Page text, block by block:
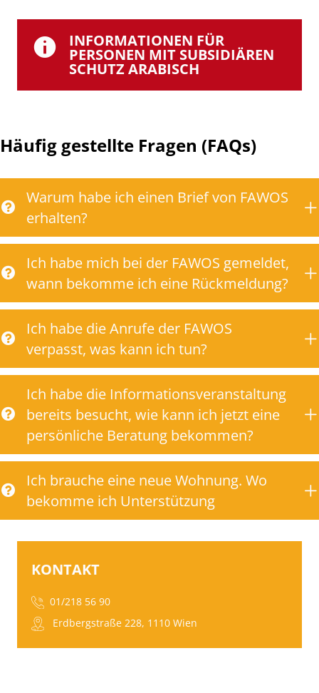
INFORMATIONEN FÜR
PERSONEN MIT SUBSIDIÄREN
SCHUTZ ARABISCH
Häufig gestellte Fragen (FAQs)
Warum habe ich einen Brief von FAWOS
erhalten?
Ich habe mich bei der FAWOS gemeldet,
wann bekomme ich eine Rückmeldung?
Ich habe die Anrufe der FAWOS
verpasst, was kann ich tun?
Ich habe die Informationsveranstaltung
bereits besucht, wie kann ich jetzt eine
persönliche Beratung bekommen?
Ich brauche eine neue Wohnung. Wo
bekomme ich Unterstützung
KONTAKT
01/218 56 90
Erdbergstraße 228, 1110 Wien